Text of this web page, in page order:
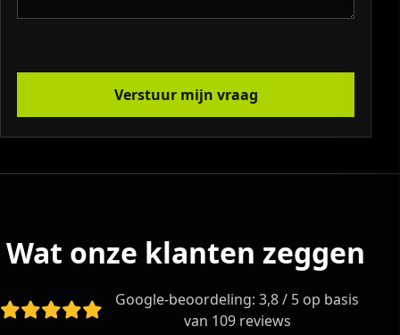
Verstuur mijn vraag
Wat onze klanten zeggen
Google-beoordeling: 3,8 / 5 op basis
van 109 reviews